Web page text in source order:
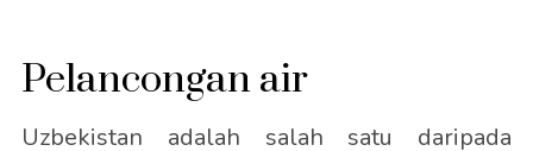
Pelancongan air
Uzbekistan adalah salah satu daripada